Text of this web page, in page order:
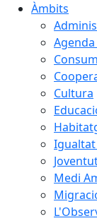
Àmbits
Agenda
Consum
Cultura
Medi